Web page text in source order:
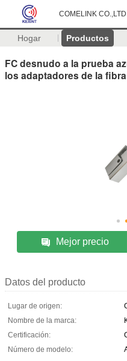
COMELINK CO.,LTD
Hogar Productos
FC desnudo a la prueba
los adaptadores de la
Mejor precio
Datos del producto
Lugar de origen:
Nombre de la marca:
Certificación:
Número de modelo: